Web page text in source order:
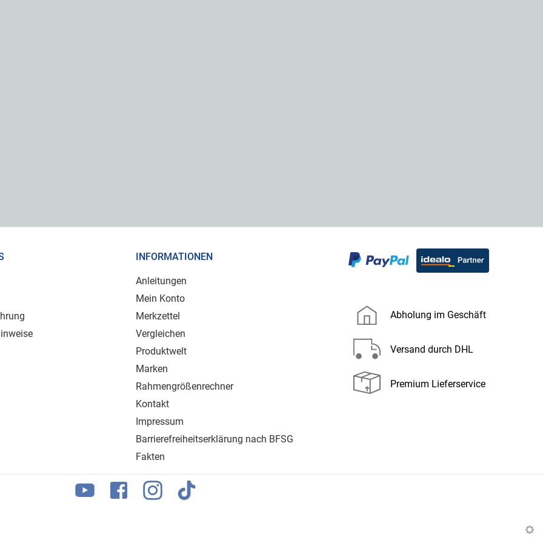
INFORMATIONEN
Anleitungen
Mein Konto
Merkzettel
Vergleichen
Produktwelt
Marken
Rahmengrößenrechner
Kontakt
Impressum
Barrierefreiheitserklärung nach BFSG
Fakten
Abholung im Geschäft
Versand durch DHL
Premium Lieferservice